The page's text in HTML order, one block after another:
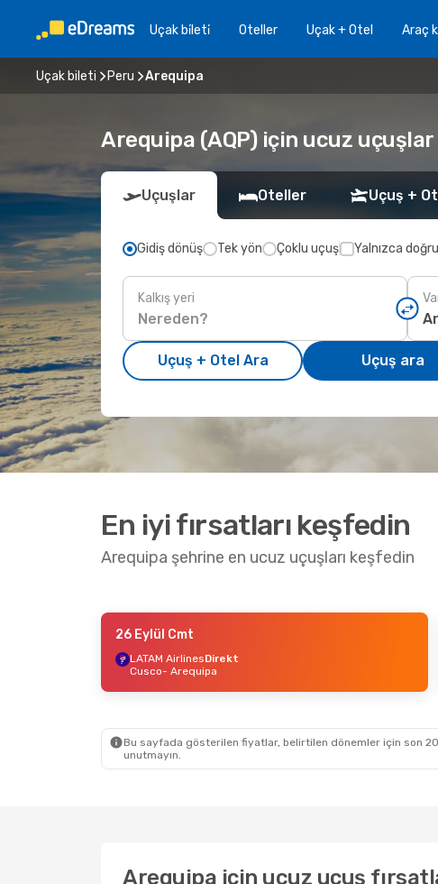
Uçak bi̇leti̇ Oteller Uçak + Otel Araç
Uçak bileti Peru Arequipa
Arequipa (AQP) için ucuz
Uçuşlar Oteller Uçuş +
Gidiş dönüş Tek yön Çoklu uçuş Yalnızca
Kalkış yeri
Uçuş + Otel Ara Uçuş ara
En iyi fırsatları keşfedin
Arequipa şehrine en ucuz uçuşları keşfedin
- 25 Ağustos Sal
2 Aktarma
- Arequipa
26 Eylül Cmt
LATAM AirlinesDirekt
Cusco- Arequipa
Bu sayfada gösterilen fiyatlar, belirtilen dönemler için son
unutmayın.
Arequipa için ucuz uçuş